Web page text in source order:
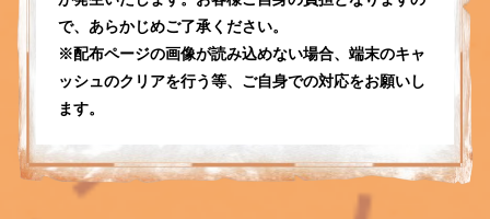
で、あらかじめご了承ください。
※配布ページの画像が読み込めない場合、端末のキャ
ッシュのクリアを行う等、ご自身での対応をお願いし
ます。